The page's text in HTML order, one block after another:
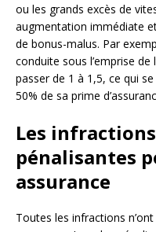
ou les grands excès de
augmentation immédiate
de bonus-malus. Par
conduite sous l’emprise
passer de 1 à 1,5, ce qui
50% de sa prime
Les
pénalisantes
assurance
Toutes les infractions